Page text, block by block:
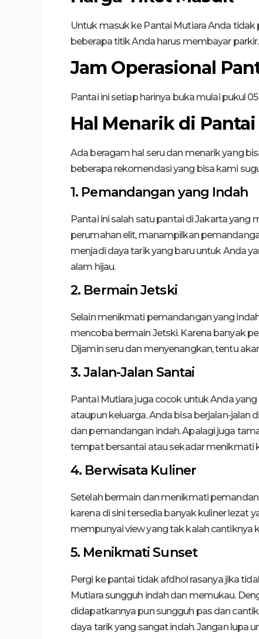
Untuk masuk ke Pantai Mutiara Anda tidak
beberapa titik Anda harus membayar parkir.
Jam Operasional
Pantai ini setiap harinya buka mulai pukul
Hal Menarik di
Ada beragam hal seru dan menarik yang
beberapa rekomendasi yang bisa kami
1. Pemandangan yang Indah
Pantai ini salah satu pantai di Jakarta
perumahan elit, manampilkan
menjadi daya tarik yang baru untuk Anda
alam hijau.
2. Bermain Jetski
Selain menikmati pemandangan yang
mencoba bermain Jetski. Karena banyak
Dijamin seru dan menyenangkan, tentu
3. Jalan-Jalan Santai
Pantai Mutiara juga cocok untuk Anda
ataupun keluarga. Anda bisa berjalan-
dan pemandangan indah. Apalagi juga
tempat bersantai atau sekadar menikmati
4. Berwisata Kuliner
Setelah bermain dan menikmati
karena di sini tersedia banyak kuliner lezat
mempunyai view yang tak kalah cantiknya
5. Menikmati Sunset
Pergi ke pantai tidak afdhol rasanya jika
Mutiara sungguh indah dan memukau.
didapatkannya pun sungguh pas dan
daya tarik yang sangat indah. Jangan lupa